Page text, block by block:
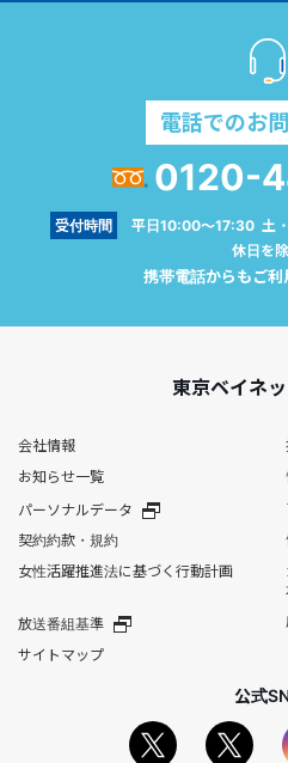
電話でのお
0120-
受付時間
平日10:00～17:30 土
休日を
携帯電話からもご利
東京ベイネ
会社情報
お知らせ一覧
パーソナルデータ
契約約款・規約
女性活躍推進法に基づく行動計画
放送番組基準
サイトマップ
公式